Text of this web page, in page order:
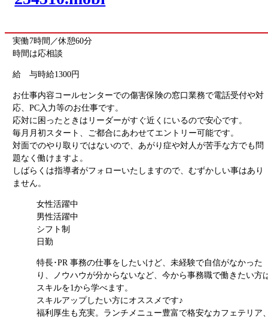
(最寄駅 小杉駅)
実働7時間／休憩60分
時間は応相談
給 与時給1300円
お仕事内容 コールセンターでの傷害保険の窓口業務で電話受付や対
応、PC入力等のお仕事です。
応対に困ったときはリーダーがすぐ近くにいるので安心です。
毎月月初スタート、ご都合にあわせてエントリー可能です。
対面でのやり取りではないので、あがり症や対人が苦手な方でも問
題なく働けますよ。
しばらくは指導者がフォローいたしますので、むずかしい事はあり
ません。
女性活躍中
男性活躍中
シフト制
日勤
特長･PR 事務の仕事をしたいけど、未経験で自信がなかった
り、ノウハウが分からないなど、今から事務職で働きたい方
スキルを1から学べます。
スキルアップしたい方にオススメです♪
福利厚生も充実。ランチメニュー豊富で格安なカフェテリア